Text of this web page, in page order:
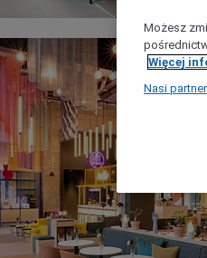
Możesz
Więcej
Nasi